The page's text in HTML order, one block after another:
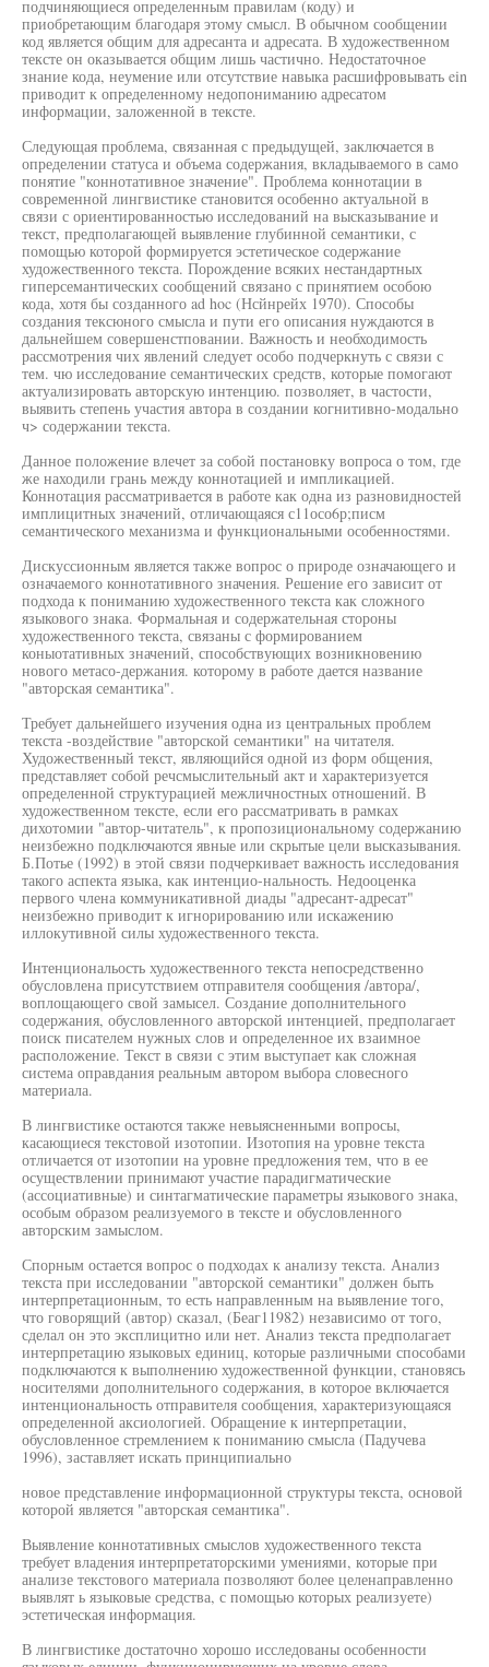
подчиняющиеся определенным правилам (коду) и
приобретающим благодаря этому смысл. В обычном сообщении
код является общим для адресанта и адресата. В художественном
тексте он оказывается общим лишь частично. Недостаточное
знание кода, неумение или отсутствие навыка расшифровывать ein
приводит к определенному недопониманию адресатом
информации, заложенной в тексте.
Следующая проблема, связанная с предыдущей, заключается в
определении статуса и объема содержания, вкладываемого в само
понятие "коннотативное значение". Проблема коннотации в
современной лингвистике становится особенно актуальной в
связи с ориентированностью исследований на высказывание и
текст, предполагающей выявление глубинной семантики, с
помощью которой формируется эстетическое содержание
художественного текста. Порождение всяких нестандартных
гиперсемантических сообщений связано с принятием особою
кода, хотя бы созданного ad hoc (Нсйнрейх 1970). Способы
создания тексюного смысла и пути его описания нуждаются в
дальнейшем совершенстповании. Важность и необходимость
рассмотрения чих явлений следует особо подчеркнуть с связи с
тем. чю исследование семантических средств, которые помогают
актуализировать авторскую интенцию. позволяет, в частости,
выявить степень участия автора в создании когнитивно-модально
ч> содержании текста.
Данное положение влечет за собой постановку вопроса о том, где
же находили грань между коннотацией и импликацией.
Коннотация рассматривается в работе как одна из разновидностей
имплицитных значений, отличающаяся с11осо6р;писм
семантического механизма и функциональными особенностями.
Дискуссионным является также вопрос о природе означающего и
означаемого коннотативного значения. Решение его зависит от
подхода к пониманию художественного текста как сложного
языкового знака. Формальная и содержательная стороны
художественного текста, связаны с формированием
коныотативных значений, способствующих возникновению
нового метасо-держания. которому в работе дается название
"авторская семантика".
Требует дальнейшего изучения одна из центральных проблем
текста -воздействие "авторской семантики" на читателя.
Художественный текст, являющийся одной из форм общения,
представляет собой речсмыслительный акт и характеризуется
определенной структурацией межличностных отношений. В
художественном тексте, если его рассматривать в рамках
дихотомии "автор-читатель", к пропозициональному содержанию
неизбежно подключаются явные или скрытые цели высказывания.
Б.Потье (1992) в этой связи подчеркивает важность исследования
такого аспекта языка, как интенцио-нальность. Недооценка
первого члена коммуникативной диады "адресант-адресат"
неизбежно приводит к игнорированию или искажению
иллокутивной силы художественного текста.
Интенциональость художественного текста непосредственно
обусловлена присутствием отправителя сообщения /автора/,
воплощающего свой замысел. Создание дополнительного
содержания, обусловленного авторской интенцией, предполагает
поиск писателем нужных слов и определенное их взаимное
расположение. Текст в связи с этим выступает как сложная
система оправдания реальным автором выбора словесного
материала.
В лингвистике остаются также невыясненными вопросы,
касающиеся текстовой изотопии. Изотопия на уровне текста
отличается от изотопии на уровне предложения тем, что в ее
осуществлении принимают участие парадигматические
(ассоциативные) и синтагматические параметры языкового знака,
особым образом реализуемого в тексте и обусловленного
авторским замыслом.
Спорным остается вопрос о подходах к анализу текста. Анализ
текста при исследовании "авторской семантики" должен быть
интерпретационным, то есть направленным на выявление того,
что говорящий (автор) сказал, (Беаг11982) независимо от того,
сделал он это эксплицитно или нет. Анализ текста предполагает
интерпретацию языковых единиц, которые различными способами
подключаются к выполнению художественной функции, становясь
носителями дополнительного содержания, в которое включается
интенциональность отправителя сообщения, характеризующаяся
определенной аксиологией. Обращение к интерпретации,
обусловленное стремлением к пониманию смысла (Падучева
1996), заставляет искать принципиально
новое представление информационной структуры текста, основой
которой является "авторская семантика".
Выявление коннотативных смыслов художественного текста
требует владения интерпретаторскими умениями, которые при
анализе текстового материала позволяют более целенаправленно
выявлят ь языковые средства, с помощью которых реализуете)
эстетическая информация.
В лингвистике достаточно хорошо исследованы особенности